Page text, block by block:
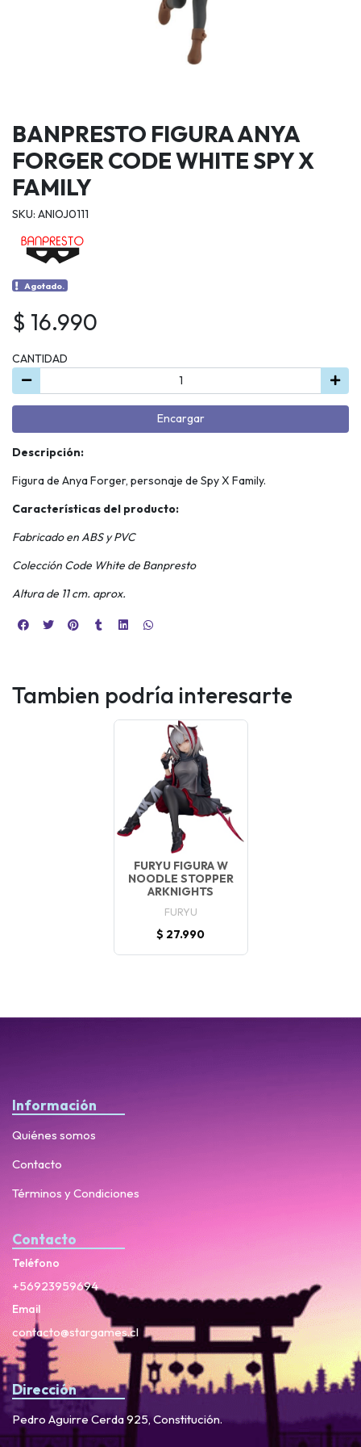
BANPRESTO FIGURA ANYA
FORGER CODE WHITE SPY X
FAMILY
SKU: ANIOJ0111
Agotado.
$ 16.990
CANTIDAD
Encargar
Descripción:
Figura de Anya Forger, personaje de Spy X Family.
Características del producto:
Fabricado en ABS y PVC
Colección Code White de Banpresto
Altura de 11 cm. aprox.
Tambien podría interesarte
FURYU FIGURA W
NOODLE STOPPER
ARKNIGHTS
FURYU
$ 27.990
Información
Quiénes somos
Contacto
Términos y Condiciones
Contacto
Teléfono
+56923959694
Email
contacto@stargames.cl
Dirección
Pedro Aguirre Cerda 925, Constitución.